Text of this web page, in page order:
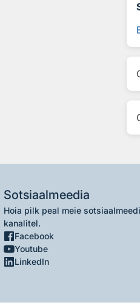
Sotsiaalmeedia
Hoia pilk peal meie
kanalitel.
Facebook
Youtube
LinkedIn